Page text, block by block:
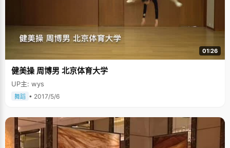
01:26
健美操 周博男 北京体育大学
UP主: wys
舞蹈 • 2017/5/6